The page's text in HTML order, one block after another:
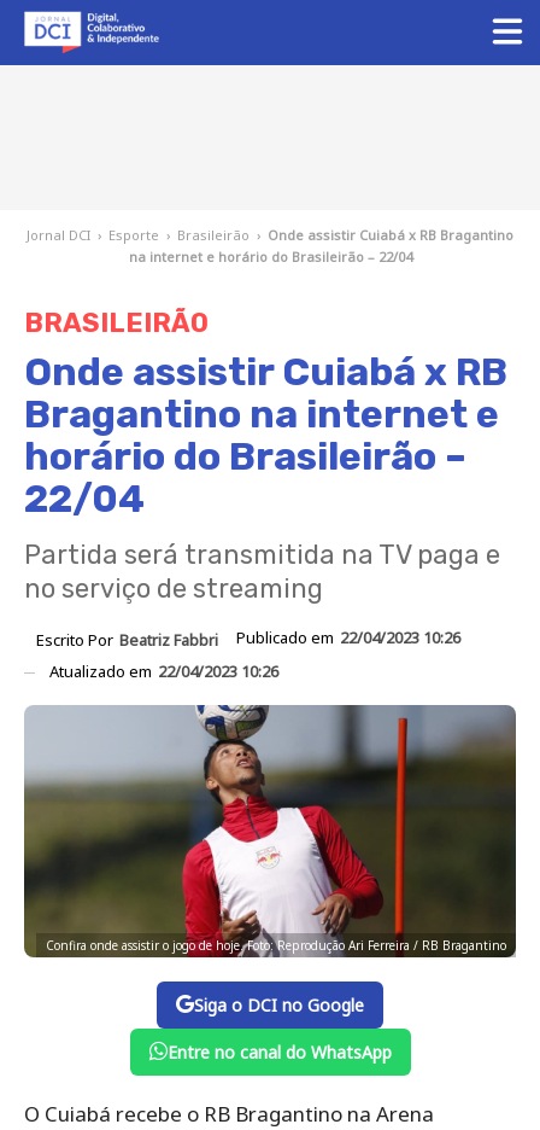
Jornal DCI › Esporte › Brasileirão › Onde assistir Cuiabá x RB Bragantino
na internet e horário do Brasileirão – 22/04
BRASILEIRÃO
Onde assistir Cuiabá x RB
Bragantino na internet e
horário do Brasileirão –
22/04
Partida será transmitida na TV paga e
no serviço de streaming
Escrito Por Beatriz Fabbri Publicado em 22/04/2023 10:26
Atualizado em 22/04/2023 10:26
Confira onde assistir o jogo de hoje. Foto: Reprodução Ari Ferreira / RB Bragantino
Siga o DCI no Google
Entre no canal do WhatsApp
O Cuiabá recebe o RB Bragantino na Arena